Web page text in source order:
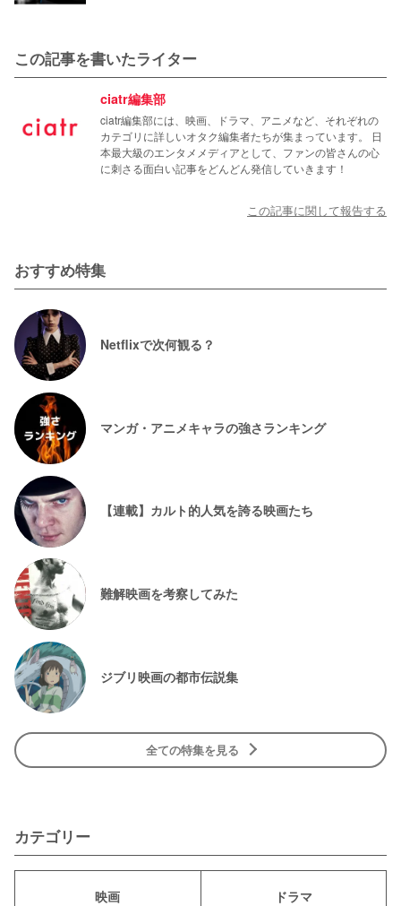
この記事を書いたライター
ciatr編集部
ciatr編集部には、映画、ドラマ、アニメなど、それぞれの
カテゴリに詳しいオタク編集者たちが集まっています。 日
本最大級のエンタメメディアとして、ファンの皆さんの心
に刺さる面白い記事をどんどん発信していきます！
この記事に関して報告する
おすすめ特集
Netflixで次何観る？
マンガ・アニメキャラの強さランキング
【連載】カルト的人気を誇る映画たち
難解映画を考察してみた
ジブリ映画の都市伝説集
全ての特集を見る
カテゴリー
映画 ドラマ